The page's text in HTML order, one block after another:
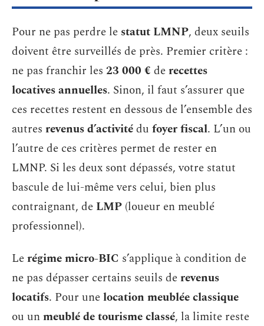
Pour ne pas perdre le statut LMNP, deux seuils
doivent être surveillés de près. Premier critère :
ne pas franchir les 23 000 € derecettes
locatives annuelles. Sinon, il faut s’assurer que
ces recettes restent en dessous de l’ensemble des
autres revenus d’activitédu foyer fiscal. L’un ou
l’autre de ces critères permet de rester en
LMNP. Si les deux sont dépassés, votre statut
bascule de lui-même vers celui, bien plus
contraignant, de LMP (loueur en meublé
professionnel).
Lerégime micro-BIC s’applique à condition de
ne pas dépasser certains seuils derevenus
locatifs. Pour unelocation meublée classique
ou unmeublé de tourisme classé, la limite reste